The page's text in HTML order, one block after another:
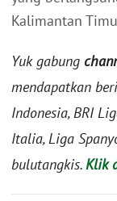
Kalimantan
Yuk gabung
mendapatkan
Indonesia, BRI
Italia, Liga
bulutangkis.Klik